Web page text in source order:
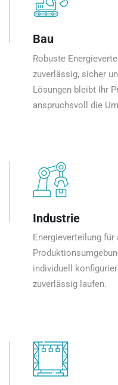
Bau
Robuste
zuverlässig, sicher
Lösungen bleibt Ihr
anspruchsvoll die
Industrie
Energieverteilung
individuell
zuverlässig laufen.